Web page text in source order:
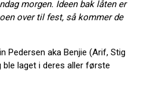
morgen. Ideen bak låten er
over til fest, så kommer de
Pedersen aka Benjie (Arif, Stig
ble laget i deres aller første